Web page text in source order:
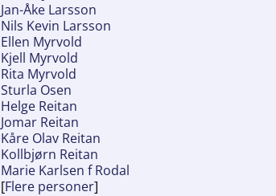
Jan-Åke Larsson
Nils Kevin Larsson
Ellen Myrvold
Kjell Myrvold
Rita Myrvold
Sturla Osen
Helge Reitan
Jomar Reitan
Kåre Olav Reitan
Kollbjørn Reitan
Marie Karlsen f Rodal
[Flere personer]